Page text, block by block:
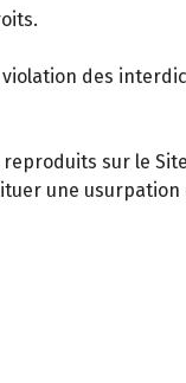
des
sur le
une